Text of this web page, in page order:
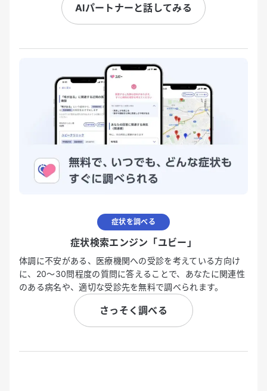
AIパートナーと話してみる
症状を調べる
症状検索エンジン「ユビー」
体調に不安がある、医療機関への受診を考えている方向け
に、20〜30問程度の質問に答えることで、あなたに関連性
のある病名や、適切な受診先を無料で調べられます。
さっそく調べる